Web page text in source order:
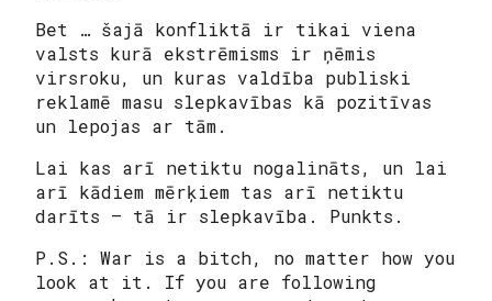
Bet … šajā konfliktā ir tikai viena
valsts kurā ekstrēmisms ir ņēmis
virsroku, un kuras valdība publiski
reklamē masu slepkavības kā pozitīvas
un lepojas ar tām.
Lai kas arī netiktu nogalināts, un lai
arī kādiem mērķiem tas arī netiktu
darīts – tā ir slepkavība. Punkts.
P.S.: War is a bitch, no matter how you
look at it. If you are following